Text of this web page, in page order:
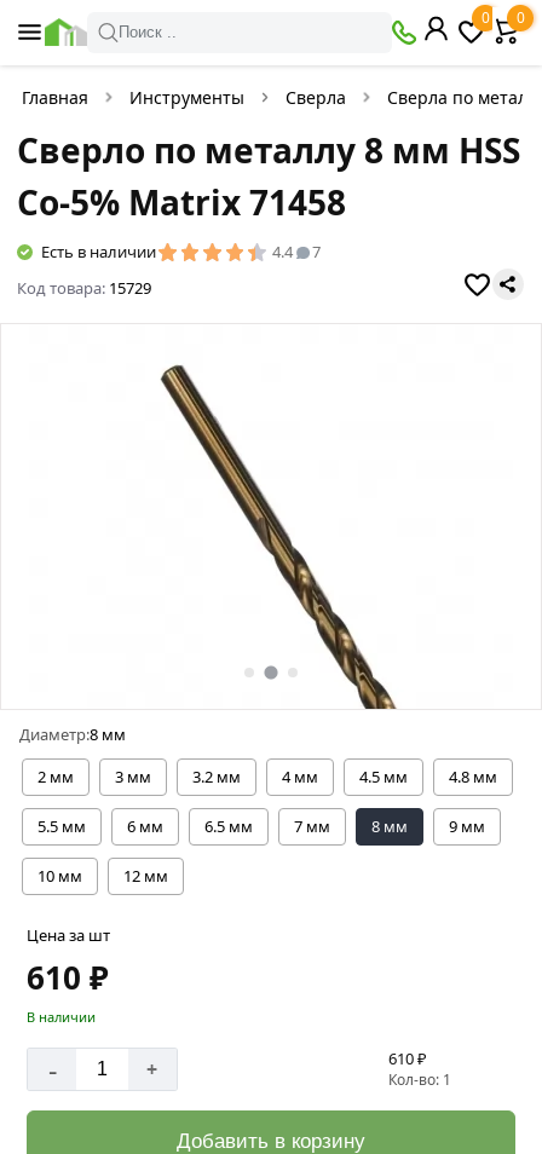
Поиск ..
0 0
Главная Инструменты Сверла Сверла по
Сверло по металлу 8 мм HSS
Co-5% Matriх 71458
Есть в наличии 4.4
7
Код товара: 15729
Диаметр:8 мм
2 мм
3 мм 3.2 мм 4 мм 4.5 мм 4.8 мм
5.5 мм 6 мм 6.5 мм 7 мм 8 мм 9 мм
10 мм 12 мм
Цена за шт
610 ₽
В наличии
- + 610 ₽
Кол-во: 1
Добавить в корзину